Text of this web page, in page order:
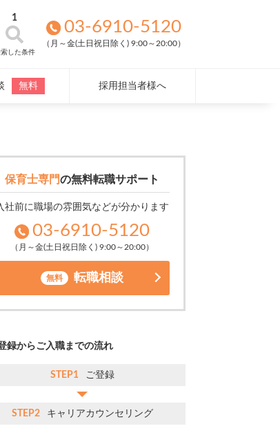
1
した条件
03-6910-5120
（月～金(土日祝日除く) 9:00～20:00）
無料 採用担当者様へ
保育士専門の無料転職サポート
社前に職場の雰囲気などが分かります
03-6910-5120
（月～金(土日祝日除く) 9:00～20:00）
無料 転職相談
録からご入職までの流れ
STEP1 ご登録
STEP2 キャリアカウンセリング